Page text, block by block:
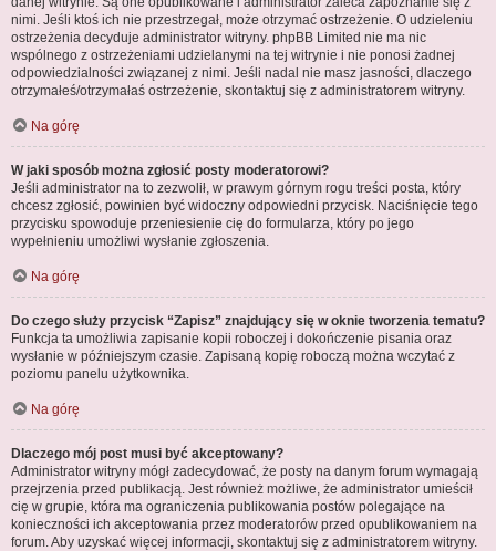
nimi. Jeśli ktoś ich nie przestrzegał, może otrzymać ostrzeżenie. O udzieleniu
ostrzeżenia decyduje administrator witryny. phpBB Limited nie ma nic
wspólnego z ostrzeżeniami udzielanymi na tej witrynie i nie ponosi żadnej
odpowiedzialności związanej z nimi. Jeśli nadal nie masz jasności, dlaczego
otrzymałeś/otrzymałaś ostrzeżenie, skontaktuj się z administratorem witryny.
Na górę
W jaki sposób można zgłosić posty moderatorowi?
Jeśli administrator na to zezwolił, w prawym górnym rogu treści posta, który
chcesz zgłosić, powinien być widoczny odpowiedni przycisk. Naciśnięcie tego
przycisku spowoduje przeniesienie cię do formularza, który po jego
wypełnieniu umożliwi wysłanie zgłoszenia.
Na górę
Do czego służy przycisk “Zapisz” znajdujący się w oknie tworzenia tematu?
Funkcja ta umożliwia zapisanie kopii roboczej i dokończenie pisania oraz
wysłanie w późniejszym czasie. Zapisaną kopię roboczą można wczytać z
poziomu panelu użytkownika.
Na górę
Dlaczego mój post musi być akceptowany?
Administrator witryny mógł zadecydować, że posty na danym forum wymagają
przejrzenia przed publikacją. Jest również możliwe, że administrator umieścił
cię w grupie, która ma ograniczenia publikowania postów polegające na
konieczności ich akceptowania przez moderatorów przed opublikowaniem na
forum. Aby uzyskać więcej informacji, skontaktuj się z administratorem witryny.